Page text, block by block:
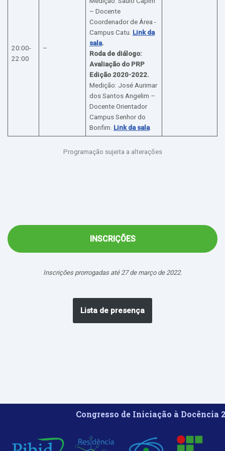
20:00-
22:00
–
– Docente
Coordenador de Área -
Campus Catu. Link da
sala.
Roda de diálogo:
Avaliação do PRP
Edição 2020-2022.
Medição: José Aurimar
dos Santos Angelim –
Docente Orientador
Campus Senhor do
Bonfim. Link da sala.
Programação sujeita a alterações
INSCRIÇÕES
Inscrições prorrogadas até 27 de março de 2022.
Lista de presença
Congresso de Iniciação à Docência